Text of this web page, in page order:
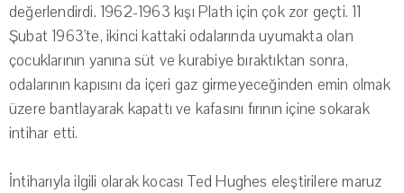
değerlendirdi. 1962-1963 kışı Plath için çok zor geçti. 11
Şubat 1963'te, ikinci kattaki odalarında uyumakta olan
çocuklarının yanına süt ve kurabiye bıraktıktan sonra,
odalarının kapısını da içeri gaz girmeyeceğinden emin olmak
üzere bantlayarak kapattı ve kafasını fırının içine sokarak
intihar etti.
İntiharıyla ilgili olarak kocası Ted Hughes eleştirilere maruz